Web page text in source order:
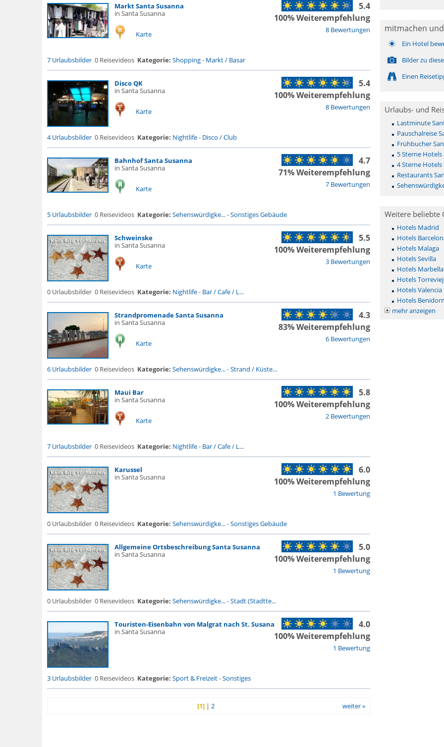
Markt Santa Susanna
in Santa Susanna
Karte 8 Bewertungen
5.4
100% Weiterempfehlung
7 Urlaubsbilder 0 Reisevideos Kategorie: Shopping- Markt / Basar
Disco QK
in Santa Susanna
Karte 8 Bewertungen
5.4
100% Weiterempfehlung
4 Urlaubsbilder 0 Reisevideos Kategorie: Nightlife- Disco / Club
Bahnhof Santa Susanna
in Santa Susanna
Karte 7 Bewertungen
4.7
71% Weiterempfehlung
5 Urlaubsbilder 0 Reisevideos Kategorie: Sehenswürdigke...-Sonstiges Gebäude
Schweinske
in Santa Susanna
Karte 3 Bewertungen
5.5
100% Weiterempfehlung
0 Urlaubsbilder 0 Reisevideos Kategorie: Nightlife- Bar / Cafe / L...
Strandpromenade Santa Susanna
in Santa Susanna
Karte 6 Bewertungen
4.3
83% Weiterempfehlung
6 Urlaubsbilder 0 Reisevideos Kategorie: Sehenswürdigke...-Strand / Küste...
Maui Bar
in Santa Susanna
Karte 2 Bewertungen
5.8
100% Weiterempfehlung
7 Urlaubsbilder 0 Reisevideos Kategorie: Nightlife- Bar / Cafe / L...
Karussel
in Santa Susanna
1 Bewertung
6.0
100% Weiterempfehlung
0 Urlaubsbilder 0 Reisevideos Kategorie: Sehenswürdigke...-Sonstiges Gebäude
Allgemeine Ortsbeschreibung Santa Susanna
in Santa Susanna
1 Bewertung
5.0
100% Weiterempfehlung
0 Urlaubsbilder 0 Reisevideos Kategorie: Sehenswürdigke...-Stadt (Stadtte...
Touristen-Eisenbahn von Malgrat nach St. Susana
in Santa Susanna
1 Bewertung
4.0
100% Weiterempfehlung
3 Urlaubsbilder 0 Reisevideos Kategorie: Sport & Freizeit-Sonstiges
[1]| 2 weiter »
mitmachen
Ein Hotel
Bilder zu
Einen
Urlaubs- und
Lastminute
Pauschalreise
Frühbucher
5 Sterne Hotels
4 Sterne Hotels
Restaurants
Weitere beliebte
Hotels Madrid
Hotels
Hotels Malaga
Hotels Sevilla
Hotels Marbella
Hotels
Hotels Valencia
Hotels
mehr anzeigen